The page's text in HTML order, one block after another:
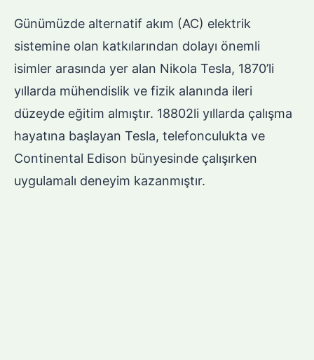
Günümüzde alternatif akım (AC) elektrik
sistemine olan katkılarından dolayı önemli
isimler arasında yer alan Nikola Tesla, 1870’li
yıllarda mühendislik ve fizik alanında ileri
düzeyde eğitim almıştır. 18802li yıllarda çalışma
hayatına başlayan Tesla, telefonculukta ve
Continental Edison bünyesinde çalışırken
uygulamalı deneyim kazanmıştır.